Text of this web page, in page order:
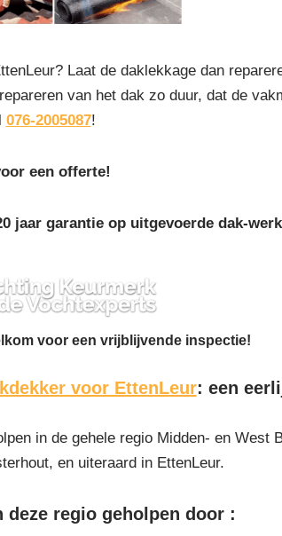
Laat de daklekkage dan
van het dak zo duur, dat de
076-2005087!
een offerte!
jaar garantie op uitgevoerde dak-
voor een vrijblijvende inspectie!
voor EttenLeur: een
in de gehele regio Midden- en
en uiteraard in EttenLeur.
deze regio geholpen door :